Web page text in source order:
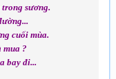
sương.
cuối mùa.
mua ?
bay đi...